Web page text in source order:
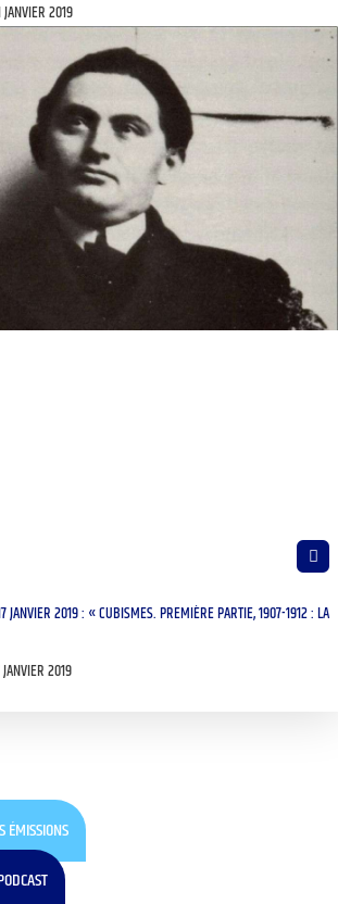
JANVIER 2019
JANVIER 2019 : « CUBISMES. PREMIÈRE PARTIE, 1907-1912 : LA
JANVIER 2019
ÉMISSIONS